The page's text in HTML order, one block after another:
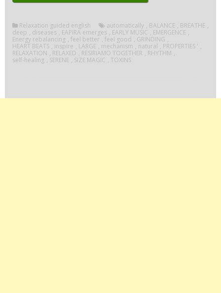
ENERGY”
Relaxation guided english automatically , BALANCE , BREATHE ,
deep , diseases , EAPIRA emerges , EARLY MUSIC , EMERGENCE ,
Energy rebalancing , feel better , feel good , GRINDING ,
HEART BEATS , inspire , LARGE , mechanism , natural , PROPERTIES ' ,
RELAXATION , RELAXED , RESIRIAMO TOGETHER , RHYTHM ,
self-healing , SERENE , SIZE MAGIC , TOXINS